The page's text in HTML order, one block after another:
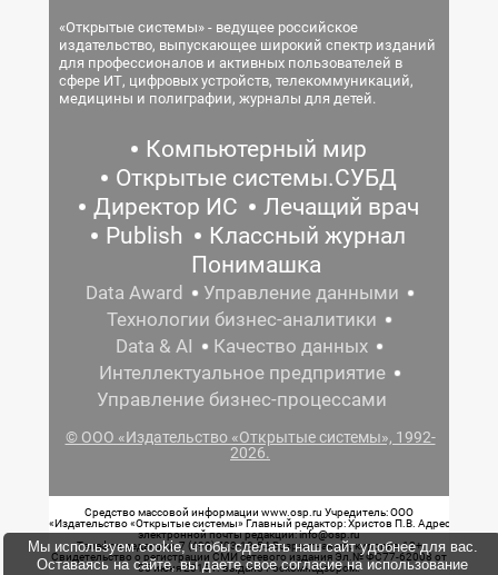
«Открытые системы» - ведущее российское
издательство, выпускающее широкий спектр изданий
для профессионалов и активных пользователей в
сфере ИТ, цифровых устройств, телекоммуникаций,
медицины и полиграфии, журналы для детей.
Компьютерный мир
Открытые системы.СУБД
Директор ИС
Лечащий врач
Publish
Классный журнал
Понимашка
Data Award
Управление данными
Технологии бизнес-аналитики
Data & AI
Качество данных
Интеллектуальное предприятие
Управление бизнес-процессами
© ООО «Издательство «Открытые системы», 1992-
2026.
Средство массовой информации www.osp.ru Учредитель: ООО
«Издательство «Открытые системы» Главный редактор: Христов П.В. Адрес
электронной почты редакции: info@osp.ru
Телефон редакции: 7 (499) 703-18-54 Возрастная маркировка: 12+
Свидетельство о регистрации СМИ сетевого издания Эл.№ ФС77-62008 от
05 июня 2015 г. выдано Роскомнадзором.
Мы используем cookie, чтобы сделать наш сайт удобнее для вас.
Оставаясь на сайте, вы даете свое согласие на использование